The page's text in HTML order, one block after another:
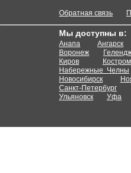
Обратная связь
Мы доступны в:
Анапа Ангарск
Воронеж
Киров
Набережные Челны
Новосибирск
Санкт-Петербург
Ульяновск
Уфа